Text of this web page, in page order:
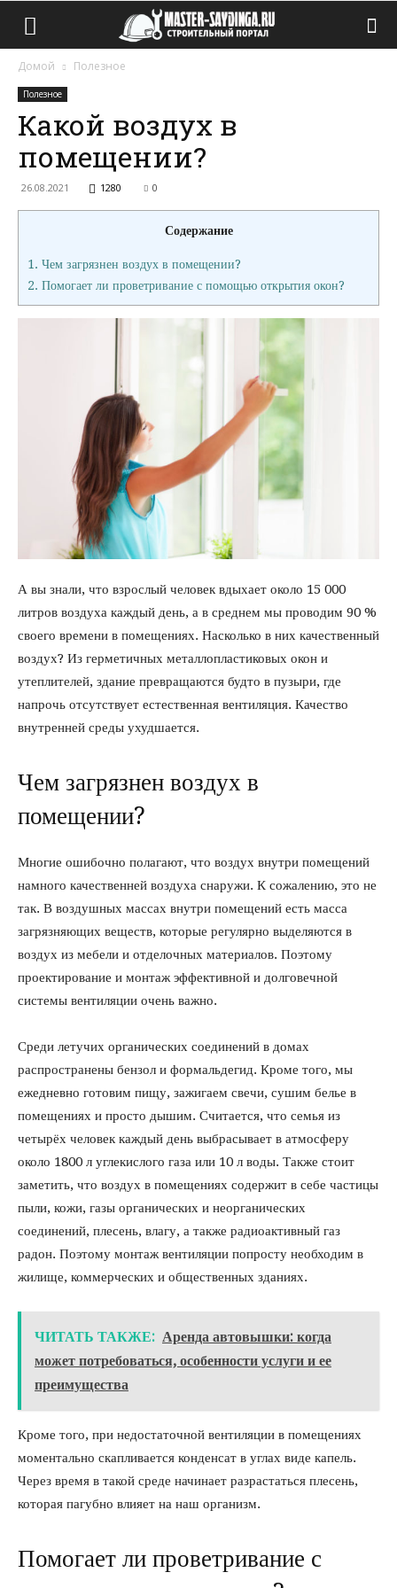
Домой Полезное
Полезное
Какой воздух в
помещении?
26.08.2021 1280 0
Содержание
1. Чем загрязнен воздух в помещении?
2. Помогает ли проветривание с помощью открытия окон?
А вы знали, что взрослый человек вдыхает около 15 000
литров воздуха каждый день, а в среднем мы проводим 90 %
своего времени в помещениях. Насколько в них качественный
воздух? Из герметичных металлопластиковых окон и
утеплителей, здание превращаются будто в пузыри, где
напрочь отсутствует естественная вентиляция. Качество
внутренней среды ухудшается.
Чем загрязнен воздух в
помещении?
Многие ошибочно полагают, что воздух внутри помещений
намного качественней воздуха снаружи. К сожалению, это не
так. В воздушных массах внутри помещений есть масса
загрязняющих веществ, которые регулярно выделяются в
воздух из мебели и отделочных материалов. Поэтому
проектирование и монтаж эффективной и долговечной
системы вентиляции очень важно.
Среди летучих органических соединений в домах
распространены бензол и формальдегид. Кроме того, мы
ежедневно готовим пищу, зажигаем свечи, сушим белье в
помещениях и просто дышим. Считается, что семья из
четырёх человек каждый день выбрасывает в атмосферу
около 1800 л углекислого газа или 10 л воды. Также стоит
заметить, что воздух в помещениях содержит в себе частицы
пыли, кожи, газы органических и неорганических
соединений, плесень, влагу, а также радиоактивный газ
радон. Поэтому монтаж вентиляции попросту необходим в
жилище, коммерческих и общественных зданиях.
ЧИТАТЬ ТАКЖЕ: Аренда автовышки: когда
может потребоваться, особенности услуги и ее
преимущества
Кроме того, при недостаточной вентиляции в помещениях
моментально скапливается конденсат в углах виде капель.
Через время в такой среде начинает разрастаться плесень,
которая пагубно влияет на наш организм.
Помогает ли проветривание с